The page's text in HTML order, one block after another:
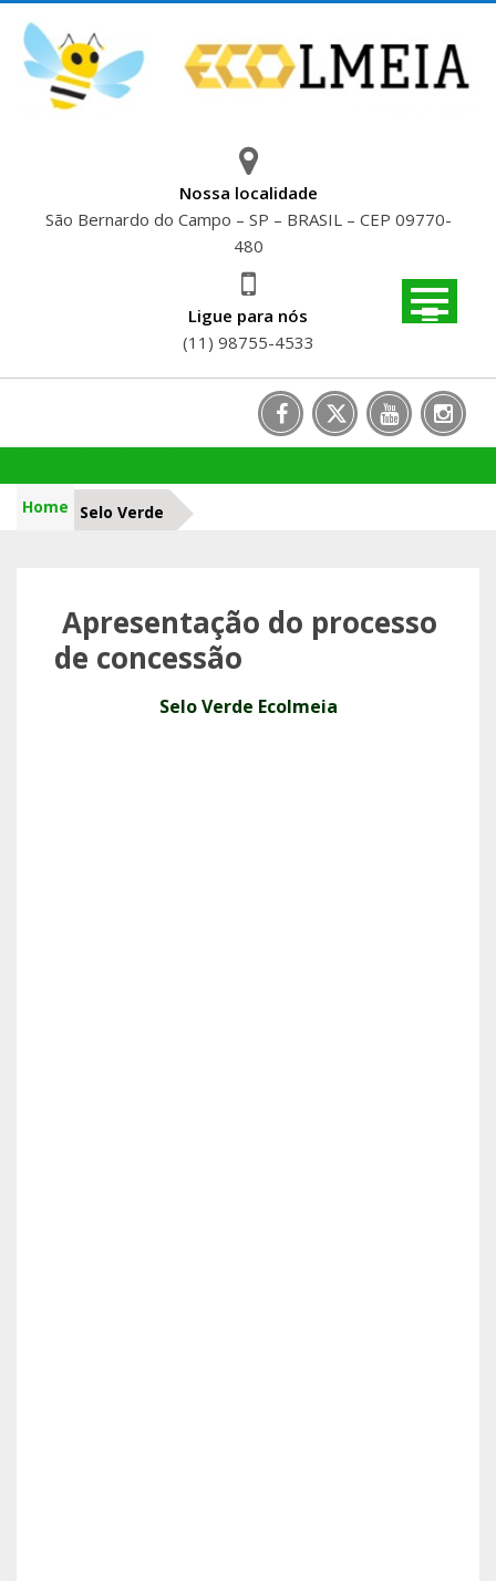
content
Nossa localidade
São Bernardo do Campo – SP – BRASIL – CEP 09770-
480
Ligue para nós
(11) 98755-4533
Home Selo Verde
Apresentação do processo
de concessão
Selo Verde Ecolmeia